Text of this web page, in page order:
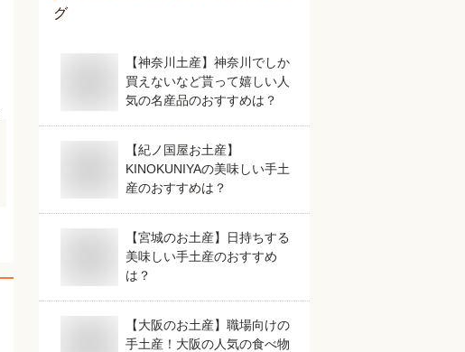
グ
【神奈川土産】神奈川でしか
買えないなど貰って嬉しい人
気の名産品のおすすめは？
【紀ノ国屋お土産】
KINOKUNIYAの美味しい手土
産のおすすめは？
【宮城のお土産】日持ちする
美味しい手土産のおすすめ
は？
【大阪のお土産】職場向けの
手土産！大阪の人気の食べ物